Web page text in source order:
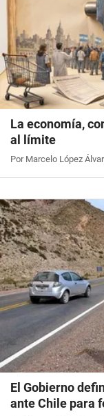
La economía,
al límite
Por Marcelo López
El Gobierno
ante Chile para